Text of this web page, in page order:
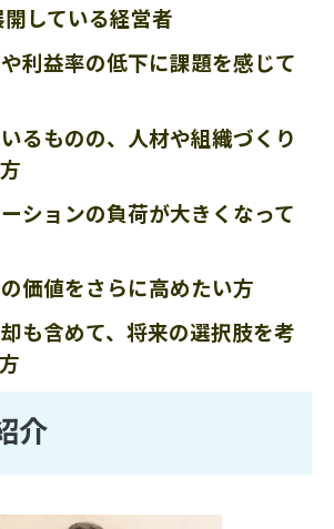
している経営者
利益率の低下に課題を感じて
るものの、人材や組織づくり
ションの負荷が大きくなって
価値をさらに高めたい方
も含めて、将来の選択肢を考
介